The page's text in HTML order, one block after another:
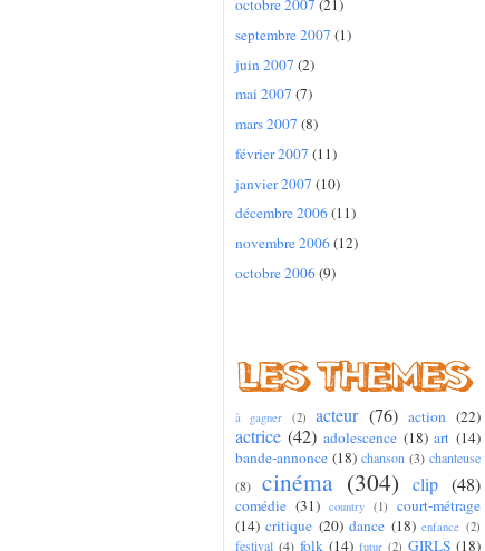
octobre 2007 (21)
septembre 2007 (1)
juin 2007 (2)
mai 2007 (7)
mars 2007 (8)
février 2007 (11)
janvier 2007 (10)
décembre 2006(11)
novembre 2006(12)
octobre 2006(9)
à gagner (2) acteur (76) action (22)
actrice (42) adolescence (18) art (14)
bande-annonce (18) chanson (3) chanteuse
(8)
cinéma (304) clip (48)
comédie (31) country (1)
court-métrage
(14) critique (20) dance (18) enfance (2)
festival (4) folk (14) futur (2) GIRLS (18)